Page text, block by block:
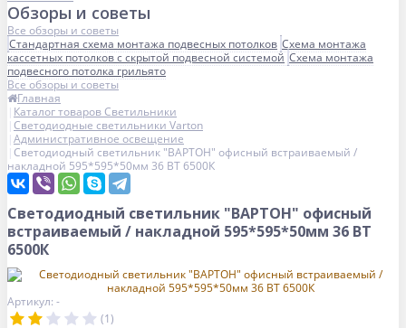
Обзоры и советы
Все обзоры и советы
Стандартная схема монтажа подвесных потолков Схема монтажа
кассетных потолков с скрытой подвесной системой Схема монтажа
подвесного потолка грильято
Все обзоры и советы
Главная
Каталог товаров Светильники
Светодиодные светильники Varton
Административное освещение
Светодиодный светильник "ВАРТОН" офисный встраиваемый /
накладной 595*595*50мм 36 ВТ 6500К
Светодиодный светильник "ВАРТОН" офисный
встраиваемый / накладной 595*595*50мм 36 ВТ
6500К
Артикул: -
(1)